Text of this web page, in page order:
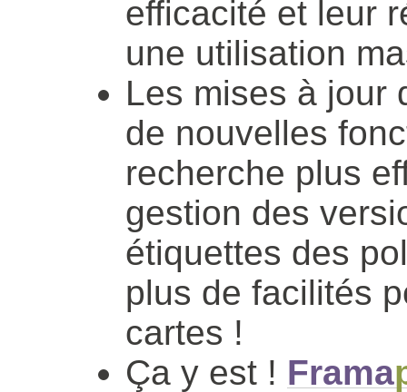
efficacité et leur
une utilisation
Les mises à jour
de nouvelles
recherche plus
gestion des
étiquettes des
plus de facilités
cartes !
Ça y est ! Frama